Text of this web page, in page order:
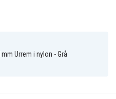
Urrem i nylon - Grå